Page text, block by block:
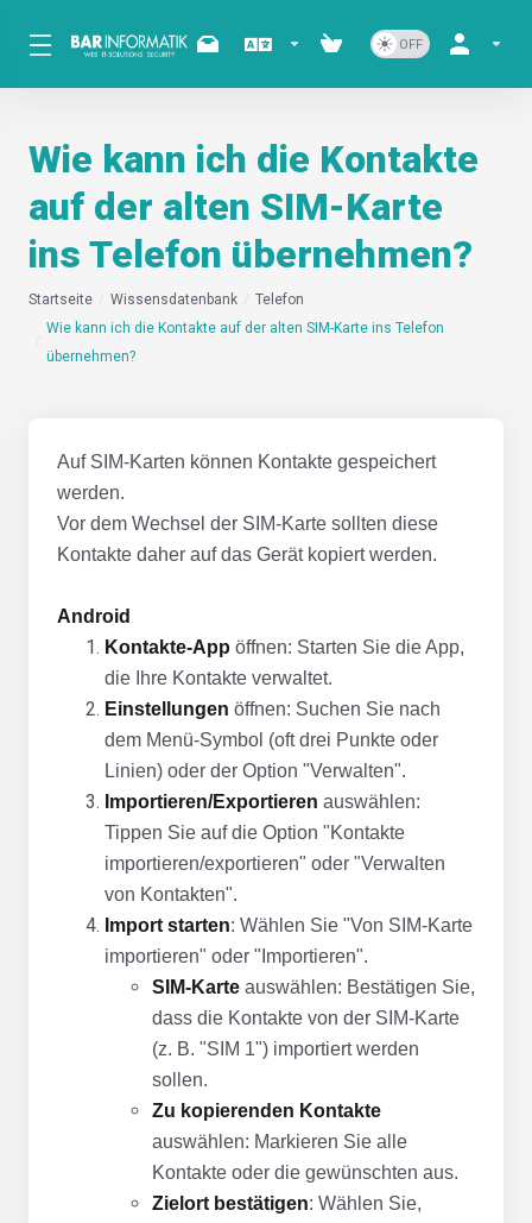
Wie kann ich die Kontakte
auf der alten SIM-Karte
ins Telefon übernehmen?
Startseite Wissensdatenbank
Telefon
Wie kann ich die Kontakte auf der alten SIM-Karte ins Telefon
übernehmen?
Auf SIM-Karten können Kontakte gespeichert
werden.
Vor dem Wechsel der SIM-Karte sollten diese
Kontakte daher auf das Gerät kopiert werden.
Android
Kontakte-App öffnen: Starten Sie die App,
die Ihre Kontakte verwaltet.
Einstellungen öffnen: Suchen Sie nach
dem Menü-Symbol (oft drei Punkte oder
Linien) oder der Option "Verwalten".
Importieren/Exportieren auswählen:
Tippen Sie auf die Option "Kontakte
importieren/exportieren" oder "Verwalten
von Kontakten".
Import starten: Wählen Sie "Von SIM-Karte
importieren" oder "Importieren".
SIM-Karte auswählen: Bestätigen Sie,
dass die Kontakte von der SIM-Karte
(z. B. "SIM 1") importiert werden
sollen.
Zu kopierenden Kontakte
auswählen: Markieren Sie alle
Kontakte oder die gewünschten aus.
Zielort bestätigen: Wählen Sie,